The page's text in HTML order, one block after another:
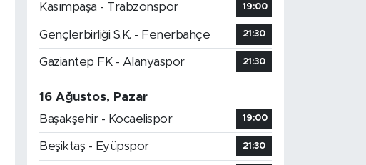
Kasımpaşa - Trabzonspor 19:00
Gençlerbirliği S.K. - Fenerbahçe 21:30
Gaziantep FK - Alanyaspor 21:30
16 Ağustos, Pazar
Başakşehir - Kocaelispor
19:00
Beşiktaş - Eyüpspor 21:30